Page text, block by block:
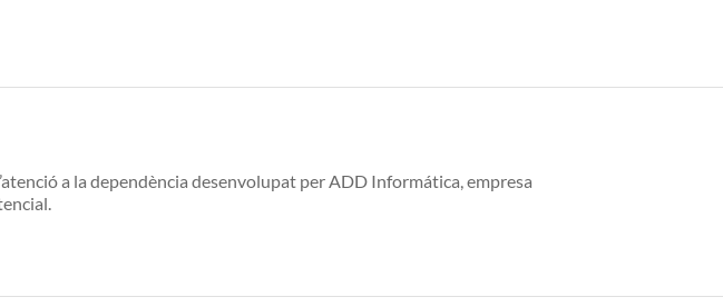
a la dependència desenvolupat per ADD Informática, empresa